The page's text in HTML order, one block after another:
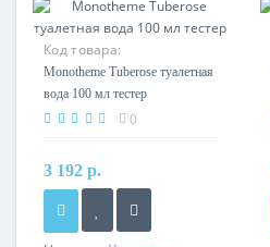
Код товара:
Monotheme Tuberose туалетная
вода 100 мл тестер
0
3 192 р.